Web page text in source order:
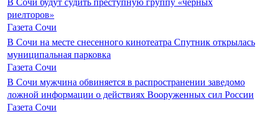
риелторов»
Газета Сочи
В Сочи на месте снесенного кинотеатра Спутник открылась
муниципальная парковка
Газета Сочи
В Сочи мужчина обвиняется в распространении заведомо
ложной информации о действиях Вооруженных сил России
Газета Сочи